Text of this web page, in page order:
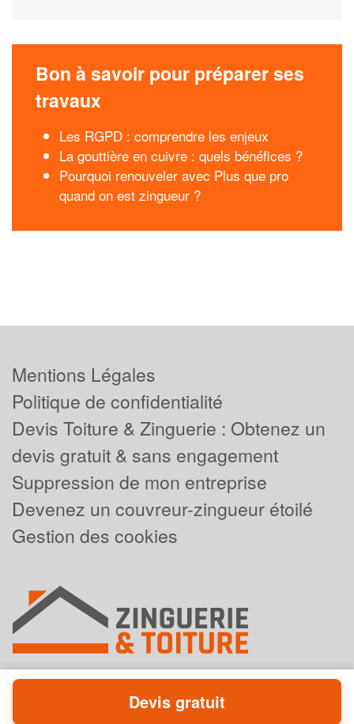
Bon à savoir pour préparer ses
travaux
Les RGPD : comprendre les enjeux
La gouttière en cuivre : quels bénéfices ?
Pourquoi renouveler avec Plus que pro
quand on est zingueur ?
Mentions Légales
Politique de confidentialité
Devis Toiture & Zinguerie : Obtenez un
devis gratuit & sans engagement
Suppression de mon entreprise
Devenez un couvreur-zingueur étoilé
Gestion des cookies
Powered byPlus que pro
Devis gratuit